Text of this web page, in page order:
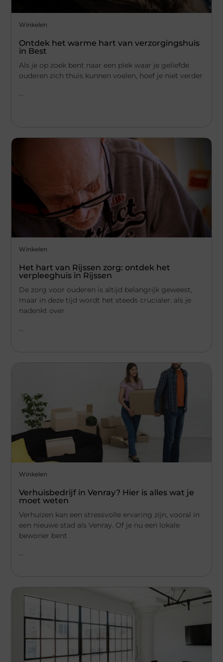
Winkelen
Ontdek het warme hart van verzorgingshuis
in Best
Als je op zoek bent naar een plek waar je geliefde
ouderen zich thuis kunnen voelen, hoef je niet verder
...
Winkelen
Het hart van Rijssen zorg: ontdek het
verpleeghuis in Rijssen
De zorg voor ouderen is altijd belangrijk geweest,
maar in deze tijd wordt het steeds crucialer. als je
nadenkt over
Winkelen
Verhuisbedrijf in Venray? Hier is alles wat je
moet weten
Verhuizen kan een stressvolle ervaring zijn, vooral in
een nieuwe stad als Venray. Of je nu een lokale
bewoner bent
...